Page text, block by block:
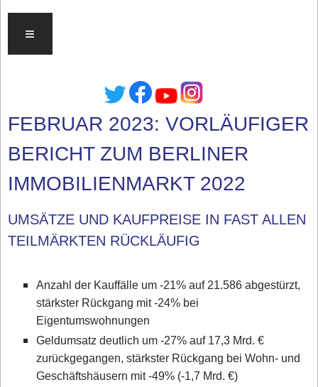
≡
FEBRUAR 2023: VORLÄUFIGER
BERICHT ZUM BERLINER
IMMOBILIENMARKT 2022
UMSÄTZE UND KAUFPREISE IN FAST ALLEN
TEILMÄRKTEN RÜCKLÄUFIG
Anzahl der Kauffälle um -21% auf 21.586 abgestürzt,
stärkster Rückgang mit -24% bei
Eigentumswohnungen
Geldumsatz deutlich um -27% auf 17,3 Mrd. €
zurückgegangen, stärkster Rückgang bei Wohn- und
Geschäftshäusern mit -49% (-1,7 Mrd. €)